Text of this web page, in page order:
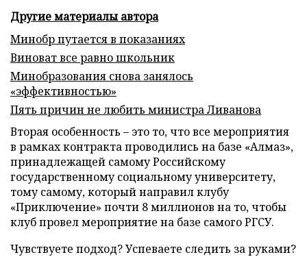
Другие материалы автора
Минобр путается в показаниях
Виноват все равно школьник
Минобразования снова занялось
«эффективностью»
Пять причин не любить министра Ливанова
Вторая особенность – это то, что все мероприятия
в рамках контракта проводились на базе «Алмаз»,
принадлежащей самому Российскому
государственному социальному университету,
тому самому, который направил клубу
«Приключение» почти 8 миллионов на то, чтобы
клуб провел мероприятие на базе самого РГСУ.
Чувствуете подход? Успеваете следить за руками?